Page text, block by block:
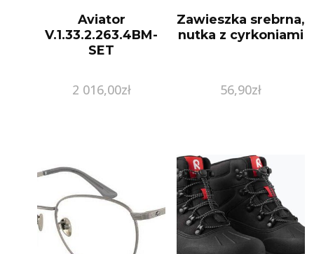
Aviator
V.1.33.2.263.4BM-
SET
2 016,00zł
Zawieszka srebrna,
nutka z cyrkoniami
56,90zł